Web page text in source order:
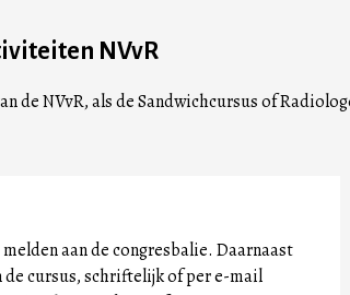
NVvR
NVvR, als de Sandwichcursus of
aan de congresbalie. Daarnaast
de cursus, schriftelijk of per e-mail